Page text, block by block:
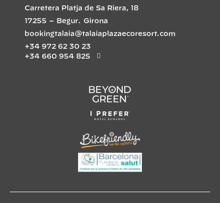
Carretera Platja de Sa Riera, 18
17255 – Begur. Girona
bookingtalaia@talaiaplazaecoresort.com
+34 972 62 30 23
+34 660 954 825